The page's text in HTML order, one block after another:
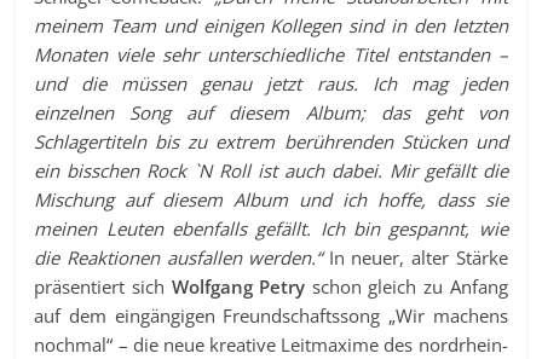
meinem Team und einigen Kollegen sind in den letzten
Monaten viele sehr unterschiedliche Titel entstanden –
und die müssen genau jetzt raus. Ich mag jeden
einzelnen Song auf diesem Album; das geht von
Schlagertiteln bis zu extrem berührenden Stücken und
ein bisschen Rock `N Roll ist auch dabei. Mir gefällt die
Mischung auf diesem Album und ich hoffe, dass sie
meinen Leuten ebenfalls gefällt. Ich bin gespannt, wie
die Reaktionen ausfallen werden.“In neuer, alter Stärke
präsentiert sich Wolfgang Petry schon gleich zu Anfang
auf dem eingängigen Freundschaftssong „Wir machens
nochmal“ – die neue kreative Leitmaxime des nordrhein-